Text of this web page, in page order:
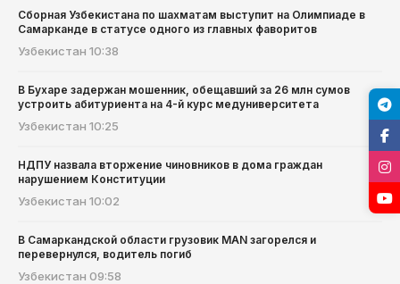
Сборная Узбекистана по шахматам выступит на Олимпиаде в
Самарканде в статусе одного из главных фаворитов
Узбекистан 10:38
В Бухаре задержан мошенник, обещавший за 26 млн сумов
устроить абитуриента на 4-й курс медуниверситета
Узбекистан 10:25
НДПУ назвала вторжение чиновников в дома граждан
нарушением Конституции
Узбекистан 10:02
В Самаркандской области грузовик MAN загорелся и
перевернулся, водитель погиб
Узбекистан 09:58